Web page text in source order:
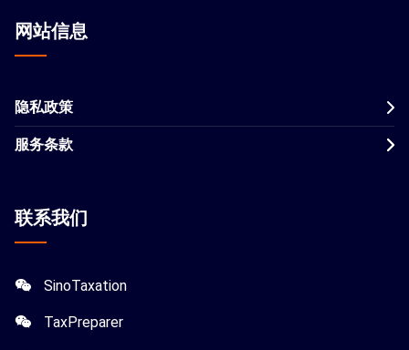
网站信息
隐私政策
服务条款
联系我们
SinoTaxation
TaxPreparer